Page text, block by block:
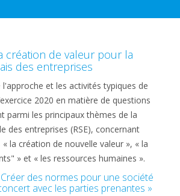
création de valeur pour la
des entreprises
et les activités typiques de
2020 en matière de questions
parmi les principaux thèmes de la
des entreprises (RSE), concernant
la création de nouvelle valeur », « la
» et « les ressources humaines ».
des normes pour une société
avec les parties prenantes »